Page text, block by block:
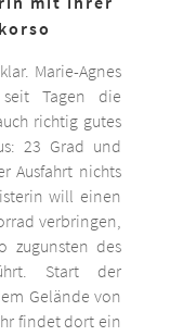
Marie-Agnes
seit Tagen die
richtig gutes
23 Grad und
Ausfahrt nichts
will einen
verbringen,
zugunsten des
Start der
Gelände von
findet dort ein